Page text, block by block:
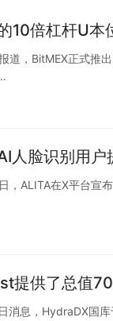
10倍杠杆U本
，BitMEX正式推
人脸识别用
，ALITA在X平台宣
提供了总值
消息，HydraDX国